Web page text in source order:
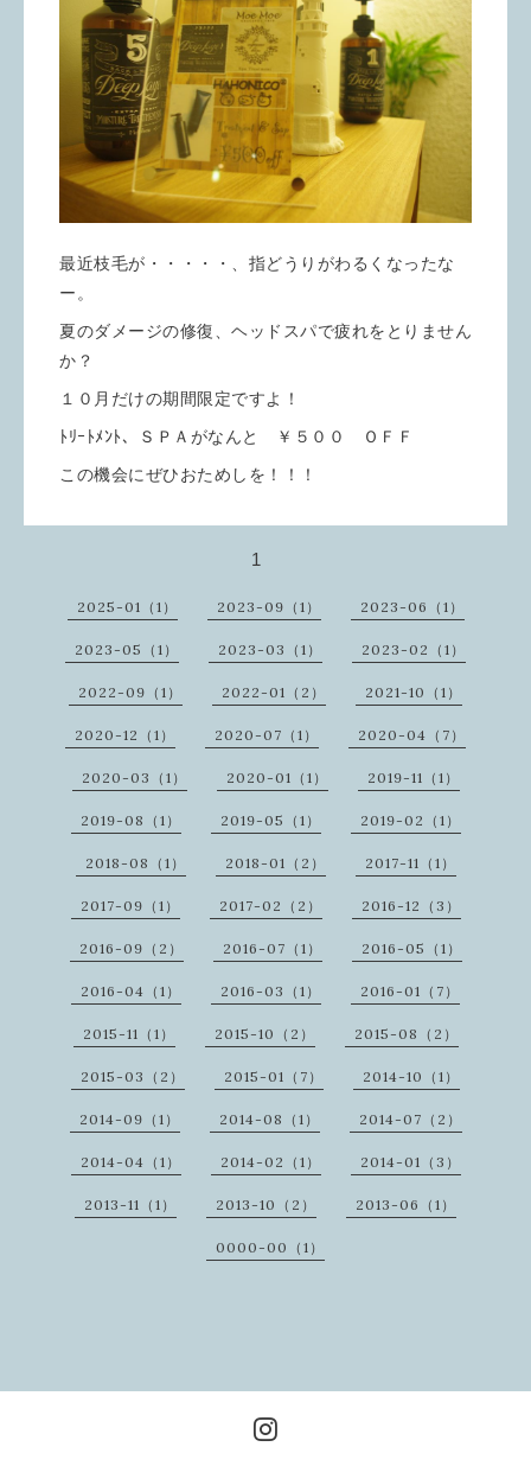
最近枝毛が・・・・・、指どうりがわるくなったな
ー。
夏のダメージの修復、ヘッドスパで疲れをとりません
か？
１０月だけの期間限定ですよ！
ﾄﾘｰﾄﾒﾝﾄ、ＳＰＡがなんと ￥５００ ＯＦＦ
この機会にぜひおためしを！！！
1
2025-01（1） 2023-09（1） 2023-06（1）
2023-05（1） 2023-03（1） 2023-02（1）
2022-09（1） 2022-01（2） 2021-10（1）
2020-12（1） 2020-07（1） 2020-04（7）
2020-03（1） 2020-01（1） 2019-11（1）
2019-08（1） 2019-05（1） 2019-02（1）
2018-08（1） 2018-01（2） 2017-11（1）
2017-09（1） 2017-02（2） 2016-12（3）
2016-09（2） 2016-07（1） 2016-05（1）
2016-04（1） 2016-03（1） 2016-01（7）
2015-11（1） 2015-10（2） 2015-08（2）
2015-03（2） 2015-01（7） 2014-10（1）
2014-09（1） 2014-08（1） 2014-07（2）
2014-04（1） 2014-02（1） 2014-01（3）
2013-11（1） 2013-10（2） 2013-06（1）
0000-00（1）